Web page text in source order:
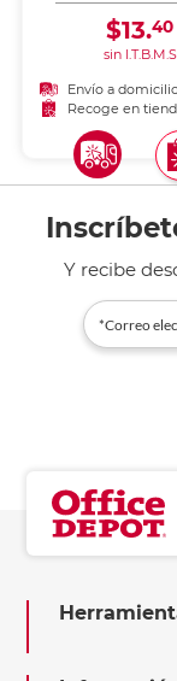
$13.40
sin I.T.B.M.S
Envío a
Recoge en
Y recibe